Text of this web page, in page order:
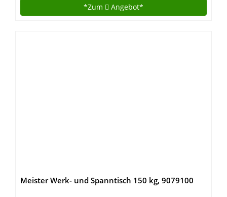
*Zum Angebot*
Meister Werk- und Spanntisch 150 kg, 9079100